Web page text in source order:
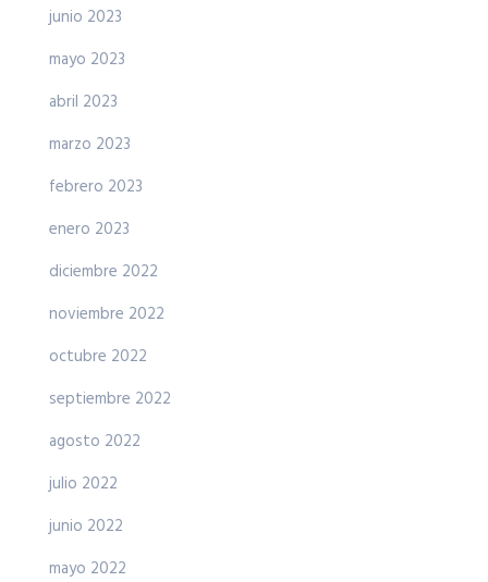
junio 2023
mayo 2023
abril 2023
marzo 2023
febrero 2023
enero 2023
diciembre 2022
noviembre 2022
octubre 2022
septiembre 2022
agosto 2022
julio 2022
junio 2022
mayo 2022